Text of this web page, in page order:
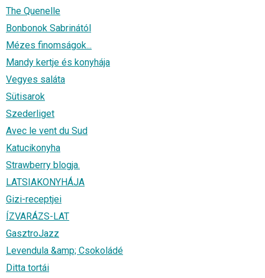
The Quenelle
Bonbonok Sabrinától
Mézes finomságok...
Mandy kertje és konyhája
Vegyes saláta
Sütisarok
Szederliget
Avec le vent du Sud
Katucikonyha
Strawberry blogja.
LATSIAKONYHÁJA
Gizi-receptjei
ÍZVARÁZS-LAT
GasztroJazz
Levendula &amp; Csokoládé
Ditta tortái